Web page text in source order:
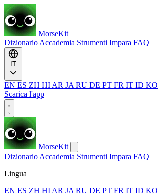
MorseKit
Dizionario Accademia Strumenti Impara FAQ
EN ES ZH HI AR JA RU DE PT FR IT ID KO
Scarica l'app
MorseKit
Dizionario Accademia Strumenti Impara FAQ
Lingua
EN ES ZH HI AR JA RU DE PT FR IT ID KO